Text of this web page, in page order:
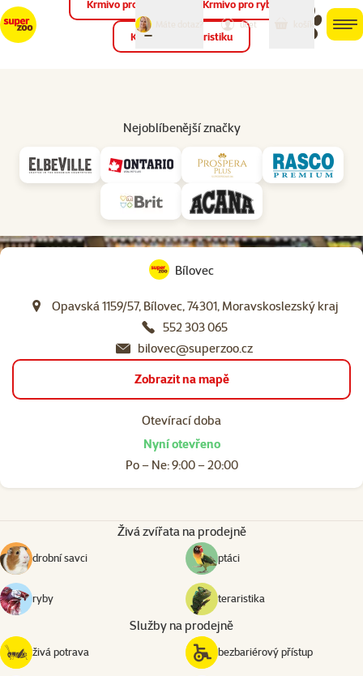
můj
účet
Krmivo pro ptáky Krmivo pro ryby
Krmivo pro teraristiku
Nejoblíbenější značky
Bílovec
Opavská 1159/57, Bílovec, 74301, Moravskoslezský kraj
552 303 065
bilovec@superzoo.cz
Zobrazit na mapě
Otevírací doba
Nyní otevřeno
Po – Ne: 9:00 – 20:00
Živá zvířata na prodejně
drobní savci ptáci
ryby teraristika
Služby na prodejně
živá potrava bezbariérový přístup